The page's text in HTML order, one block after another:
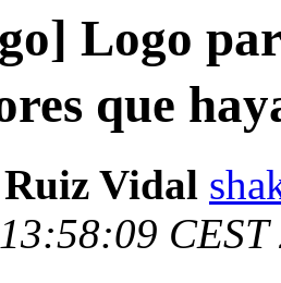
Logo
que
Vidal
CEST